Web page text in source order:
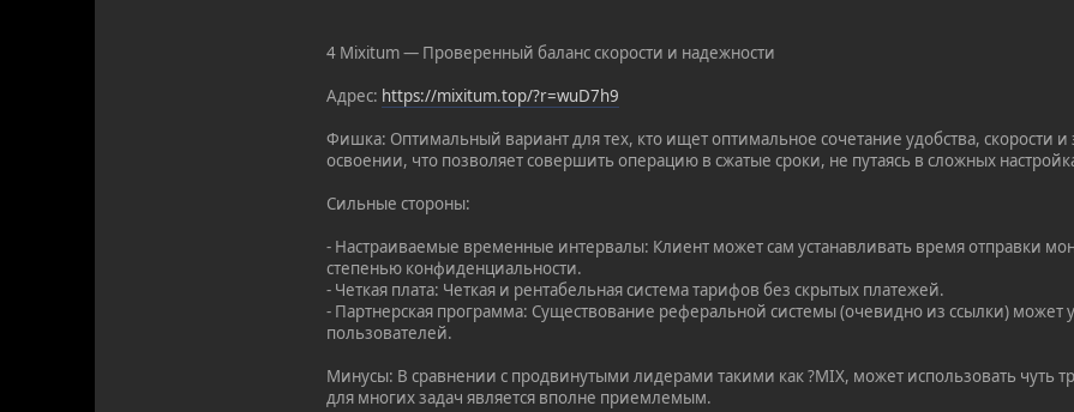
4 Mixitum — Проверенный баланс скорости и надежности
Адрес: https://mixitum.top/?r=wuD7h9
Фишка: Оптимальный вариант для тех, кто ищет оптимальное сочетание удобства, скорости
освоении, что позволяет совершить операцию в сжатые сроки, не путаясь в сложных
Сильные стороны:
- Настраиваемые временные интервалы: Клиент может сам устанавливать время отправки
степенью конфиденциальности.
- Четкая плата: Четкая и рентабельная система тарифов без скрытых платежей.
- Партнерская программа: Существование реферальной системы (очевидно из ссылки) может
пользователей.
Минусы: В сравнении с продвинутыми лидерами такими как ?MIX, может использовать
для многих задач является вполне приемлемым.